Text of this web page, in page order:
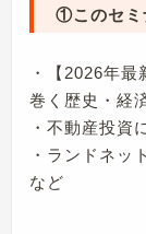
①このセミ
・【2026年
巻く歴史・経
・不動産投資
・ランドネッ
など